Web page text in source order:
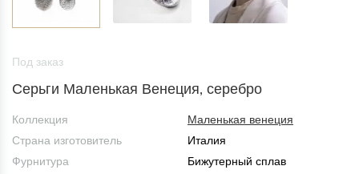
Под заказ
Серьги Маленькая Венеция, серебро
Коллекция
Маленькая венеция
Страна изготовитель
Италия
Фурнитура
Бижутерный сплав